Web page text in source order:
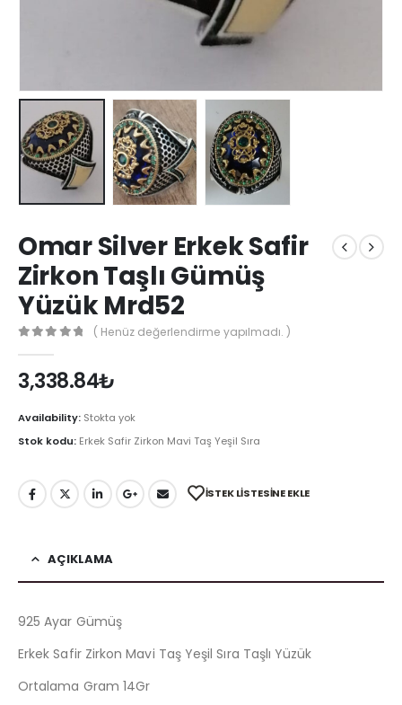
Omar Silver Erkek Safir
Zirkon Taşlı Gümüş
Yüzük Mrd52
( Henüz değerlendirme yapılmadı. )
3,338.84₺
Availability: Stokta yok
Stok kodu: Erkek Safir Zirkon Mavi Taş Yeşil Sıra
İSTEK LISTESINE EKLE
AÇIKLAMA
925 Ayar Gümüş
Erkek Safir Zirkon Mavi Taş Yeşil Sıra Taşlı Yüzük
Ortalama Gram 14Gr